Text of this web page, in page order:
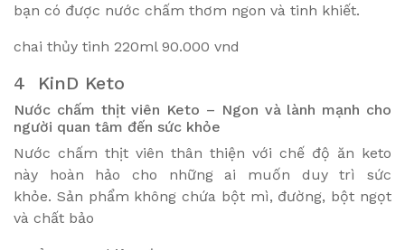
bạn có được nước chấm thơm ngon và tinh khiết.
chai thủy tinh 220ml 90.000 vnd
4 KinD Keto
Nước chấm thịt viên Keto – Ngon và lành mạnh cho
người quan tâm đến sức khỏe
Nước chấm thịt viên thân thiện với chế độ ăn keto
này hoàn hảo cho những ai muốn duy trì sức
khỏe. Sản phẩm không chứa bột mì, đường, bột ngọt
và chất bảo